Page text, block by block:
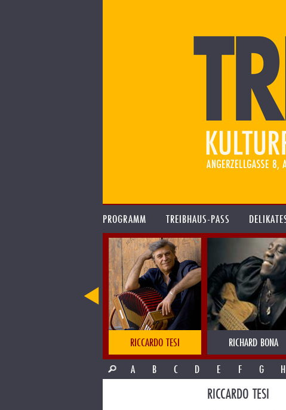
PROGRAMM TREIBHAUS-PASS
RICCARDO TESI RICHARD BONA
A
B C D E F G H
RICCARDO TESI